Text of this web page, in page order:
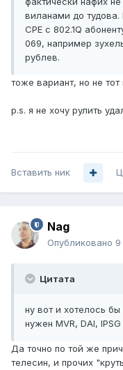
виланами до
CPE с 802.1Q
069, например
рублев.
тоже вариант, но не
p.s. я не хочу рулить
Вставить ник
Nag
Опубликовано 9
Цитата
ну вот и хотелось
нужен MVR, DAI,
Да точно по той же
телесин, и прочих